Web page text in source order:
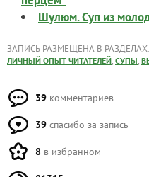
Шулюм. Суп из
ЗАПИСЬ РАЗМЕЩЕНА В РАЗДЕЛАХ:
ЛИЧНЫЙ ОПЫТ ЧИТАТЕЛЕЙ, СУПЫ,
39 комментариев
39 спасибо за запись
8 в избранном